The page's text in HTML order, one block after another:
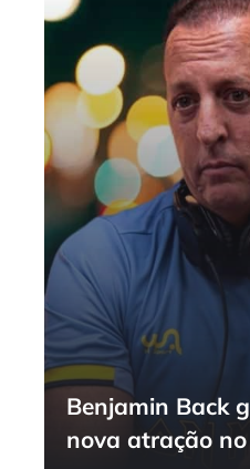
Benjamin Back
nova atração no